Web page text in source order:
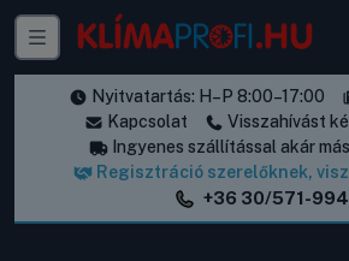
Nyitvatartás: H–P 8:00–17:00
Kapcsolat
Visszahívást
Ingyenes szállítással akár
Regisztráció szerelőknek,
+36 30/571-